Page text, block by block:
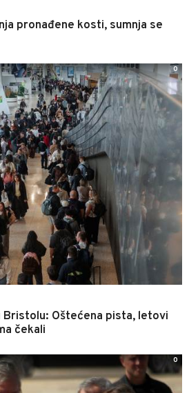
pronađene kosti, sumnja se
Bristolu: Oštećena pista, letovi
čekali
0
0